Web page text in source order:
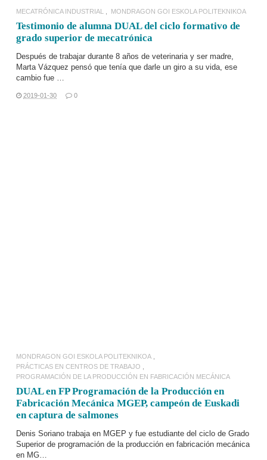
MECATRÓNICA INDUSTRIAL MONDRAGON GOI ESKOLA POLITEKNIKOA
Testimonio de alumna DUAL del ciclo formativo de
grado superior de mecatrónica
Después de trabajar durante 8 años de veterinaria y ser madre,
Marta Vázquez pensó que tenía que darle un giro a su vida, ese
cambio fue …
2019-01-30 0
MONDRAGON GOI ESKOLA POLITEKNIKOA
PRÁCTICAS EN CENTROS DE TRABAJO
PROGRAMACIÓN DE LA PRODUCCIÓN EN FABRICACIÓN MECÁNICA
DUAL en FP Programación de la Producción en
Fabricación Mecánica MGEP, campeón de Euskadi
en captura de salmones
Denis Soriano trabaja en MGEP y fue estudiante del ciclo de Grado
Superior de programación de la producción en fabricación mecánica
en MG…